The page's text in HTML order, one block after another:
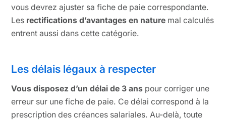
vous devrez ajuster sa fiche de paie correspondante.
Les rectifications d’avantages en nature mal calculés
entrent aussi dans cette catégorie.
Les délais légaux à respecter
Vous disposez d’un délai de 3 ans pour corriger une
erreur sur une fiche de paie. Ce délai correspond à la
prescription des créances salariales. Au-delà, toute